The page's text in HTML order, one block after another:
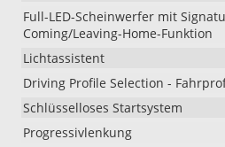
Full-LED-Scheinwerfer mit
Coming/Leaving-Home-Funktion
Lichtassistent
Driving Profile Selection -
Schlüsselloses Startsystem
Progressivlenkung